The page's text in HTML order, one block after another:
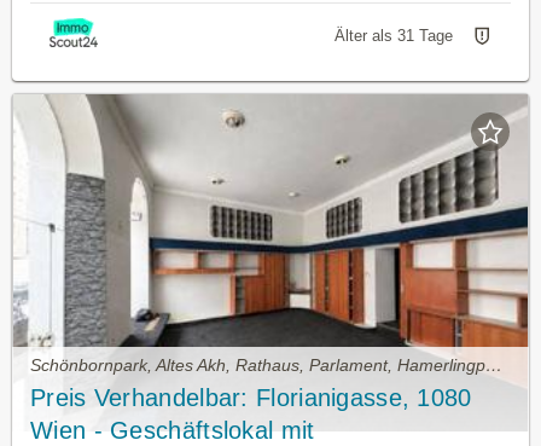
Älter als 31 Tage
Schönbornpark, Altes Akh, Rathaus, Parlament, Hamerlingpark, 1080 Wien • Geschäftslokal mieten
Preis Verhandelbar: Florianigasse, 1080
Wien - Geschäftslokal mit